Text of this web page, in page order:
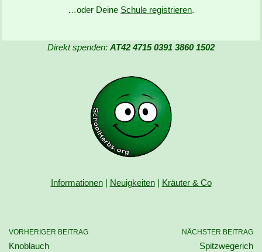
…oder Deine Schule registrieren.
Direkt spenden: AT42 4715 0391 3860 1502
Informationen| Neuigkeiten| Kräuter & Co
VORHERIGER BEITRAG
Knoblauch
NÄCHSTER BEITRAG
Spitzwegerich